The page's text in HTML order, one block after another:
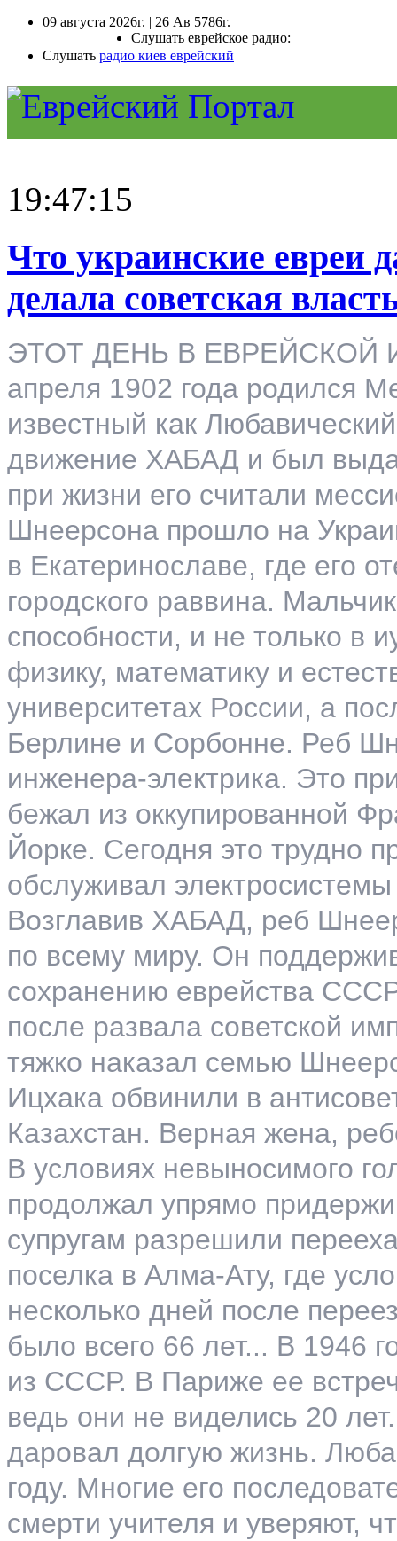
09 августа 2026г. | 26 Ав 5786г.
Слушать еврейское радио:
Слушать радио киев еврейский
19:47:15
Что украинские евреи
делала советская
ЭТОТ ДЕНЬ В ЕВРЕЙСКОЙ
апреля 1902 года родился
известный как
движение ХАБАД и был
при жизни его считали ме
Шнеерсона прошло на
в Екатеринославе, где его
городского раввина.
способности, и не только в
физику, математику и
университетах России, а
Берлине и Сорбонне. Реб
инженера-электрика. Это
бежал из оккупированной
Йорке. Сегодня это трудно
обслуживал
Возглавив ХАБАД, реб
по всему миру. Он
сохранению еврейства
после развала советской
тяжко наказал семью
Ицхака обвинили в
Казахстан. Верная жена,
В условиях невыносимого
продолжал упрямо
супругам разрешили
поселка в Алма-Ату, где
несколько дней после
было всего 66 лет... В 1946
из СССР. В Париже ее
ведь они не виделись 20
даровал долгую жизнь.
году. Многие его
смерти учителя и уверяют,